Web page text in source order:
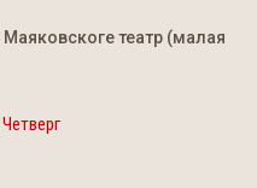
Четверг